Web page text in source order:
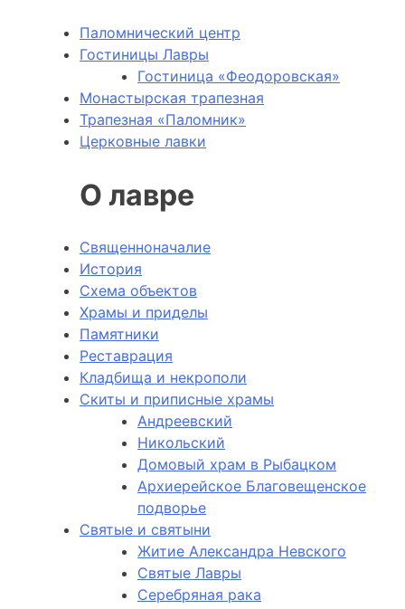
Паломнический центр
Гостиницы Лавры
Гостиница «Феодоровская»
Монастырская трапезная
Трапезная «Паломник»
Церковные лавки
О лавре
Священноначалие
История
Схема объектов
Храмы и приделы
Памятники
Реставрация
Кладбища и некрополи
Скиты и приписные храмы
Андреевский
Никольский
Домовый храм в Рыбацком
Архиерейское Благовещенское
подворье
Святые и святыни
Житие Александра Невского
Святые Лавры
Серебряная рака